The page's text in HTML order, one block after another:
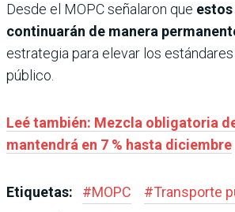
Desde el MOPC señalaron que
continuarán de manera
estrategia para elevar los
público.
Leé también: Mezcla obligatoria
mantendrá en 7 % hasta diciembre
Etiquetas: #MOPC #Transporte